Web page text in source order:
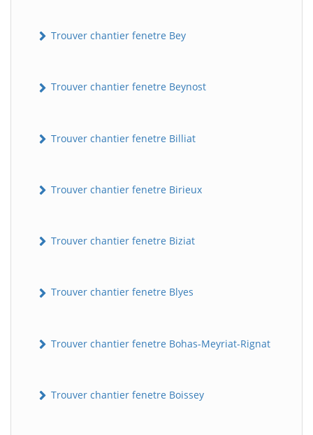
Trouver chantier fenetre Bey
Trouver chantier fenetre Beynost
Trouver chantier fenetre Billiat
Trouver chantier fenetre Birieux
Trouver chantier fenetre Biziat
Trouver chantier fenetre Blyes
Trouver chantier fenetre Bohas-Meyriat-Rignat
Trouver chantier fenetre Boissey